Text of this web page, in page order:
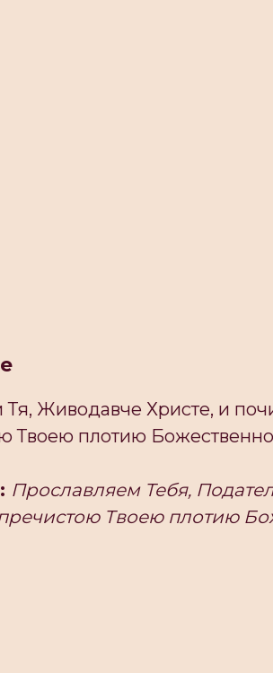
Тя, Живодавче Христе, и
Твоею плотию
Прославляем Тебя,
Твоею плотию